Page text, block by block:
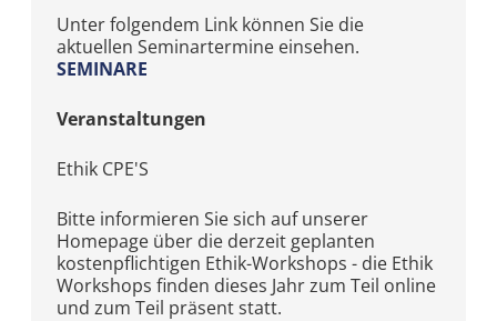
Unter folgendem Link können Sie die
aktuellen Seminartermine einsehen.
SEMINARE
Veranstaltungen
Ethik CPE'S
Bitte informieren Sie sich auf unserer
Homepage über die derzeit geplanten
kostenpflichtigen Ethik-Workshops - die Ethik
Workshops finden dieses Jahr zum Teil online
und zum Teil präsent statt.